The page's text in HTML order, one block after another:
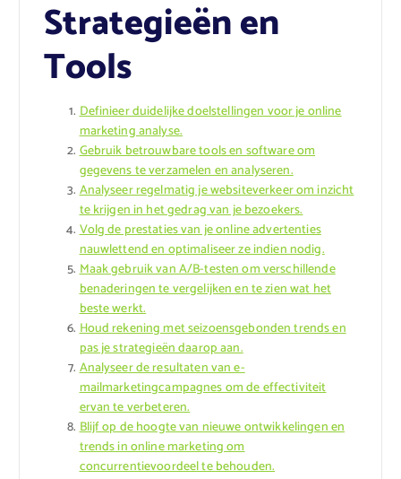
Strategieën en
Tools
Definieer duidelijke doelstellingen voor je online
marketing analyse.
Gebruik betrouwbare tools en software om
gegevens te verzamelen en analyseren.
Analyseer regelmatig je websiteverkeer om inzicht
te krijgen in het gedrag van je bezoekers.
Volg de prestaties van je online advertenties
nauwlettend en optimaliseer ze indien nodig.
Maak gebruik van A/B-testen om verschillende
benaderingen te vergelijken en te zien wat het
beste werkt.
Houd rekening met seizoensgebonden trends en
pas je strategieën daarop aan.
Analyseer de resultaten van e-
mailmarketingcampagnes om de effectiviteit
ervan te verbeteren.
Blijf op de hoogte van nieuwe ontwikkelingen en
trends in online marketing om
concurrentievoordeel te behouden.